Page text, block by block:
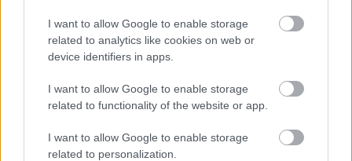
I want to allow Google to enable storage
related to analytics like cookies on web or
device identifiers in apps.
I want to allow Google to enable storage
related to functionality of the website or app.
I want to allow Google to enable storage
related to personalization.
A biciklitolvajok jellemzően a drágább, jobb minőségű
kerékpárokra utaznak, a tulajdonos pedig annyit tehet,
biztonsági zárak vagy nehezebben leküzdhető láncok
segítségével.
Ahogy egyre népszerűbbé válnak az elektromos biciklik